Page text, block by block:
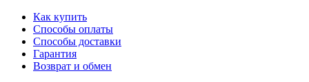
Как купить
Способы оплаты
Способы доставки
Гарантия
Возврат и обмен